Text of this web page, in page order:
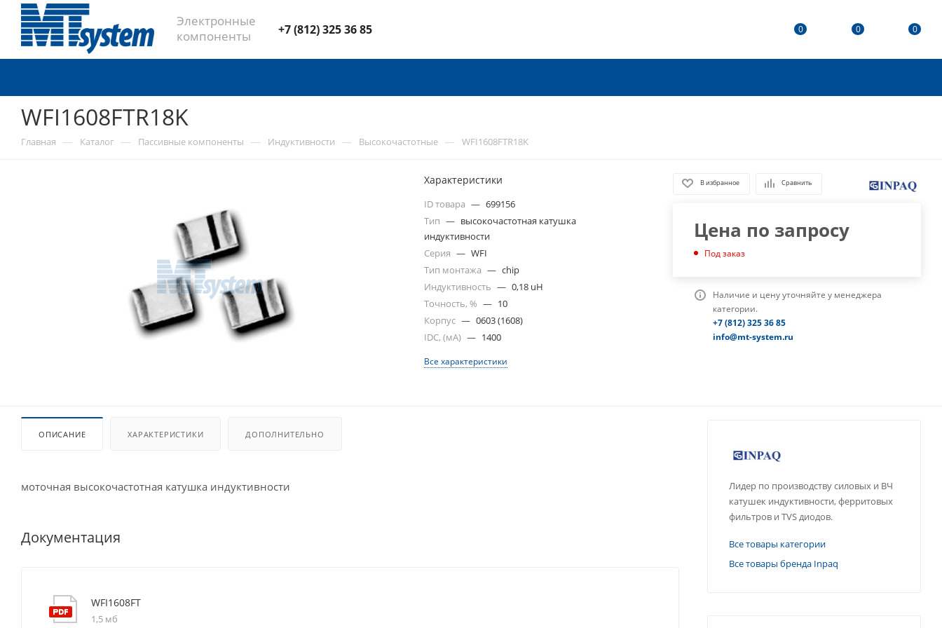
Электронные
компоненты
+7 (812) 325 36 85 0 0 0
WFI1608FTR18K
Главная — Каталог — Пассивные компоненты — Индуктивности — Высокочастотные — WFI1608FTR18K
Характеристики
ID товара — 699156
Тип — высокочастотная катушка
индуктивности
Серия — WFI
Тип монтажа — chip
Индуктивность — 0,18 uH
Точность, % — 10
Корпус — 0603 (1608)
IDC, (мА) — 1400
Все характеристики
В избранное Сравнить
Цена по запросу
Под заказ
Наличие и цену уточняйте у менеджера
категории.
+7 (812) 325 36 85
info@mt-system.ru
ОПИСАНИЕ ХАРАКТЕРИСТИКИ ДОПОЛНИТЕЛЬНО
моточная высокочастотная катушка индуктивности
Документация
WFI1608FT
1,5 мб
Лидер по производству силовых и ВЧ
катушек индуктивности, ферритовых
фильтров и TVS диодов.
Все товары категории
Все товары бренда Inpaq